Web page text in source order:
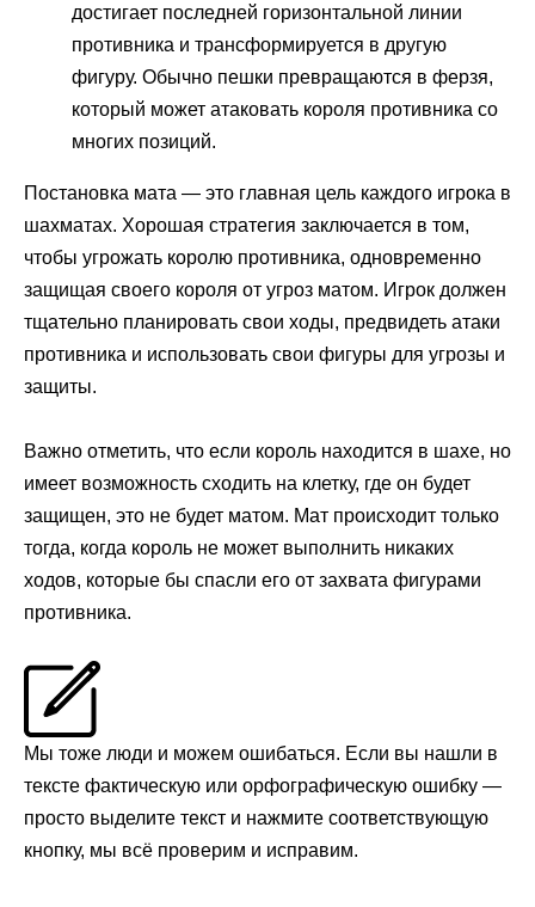
достигает последней горизонтальной линии
противника и трансформируется в другую
фигуру. Обычно пешки превращаются в ферзя,
который может атаковать короля противника со
многих позиций.
Постановка мата — это главная цель каждого игрока в
шахматах. Хорошая стратегия заключается в том,
чтобы угрожать королю противника, одновременно
защищая своего короля от угроз матом. Игрок должен
тщательно планировать свои ходы, предвидеть атаки
противника и использовать свои фигуры для угрозы и
защиты.
Важно отметить, что если король находится в шахе, но
имеет возможность сходить на клетку, где он будет
защищен, это не будет матом. Мат происходит только
тогда, когда король не может выполнить никаких
ходов, которые бы спасли его от захвата фигурами
противника.
Мы тоже люди и можем ошибаться. Если вы нашли в
тексте фактическую или орфографическую ошибку —
просто выделите текст и нажмите соответствующую
кнопку, мы всё проверим и исправим.